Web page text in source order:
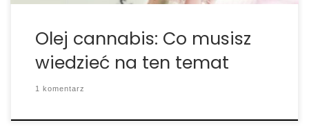
Olej cannabis: Co musisz
wiedzieć na ten temat
1 komentarz